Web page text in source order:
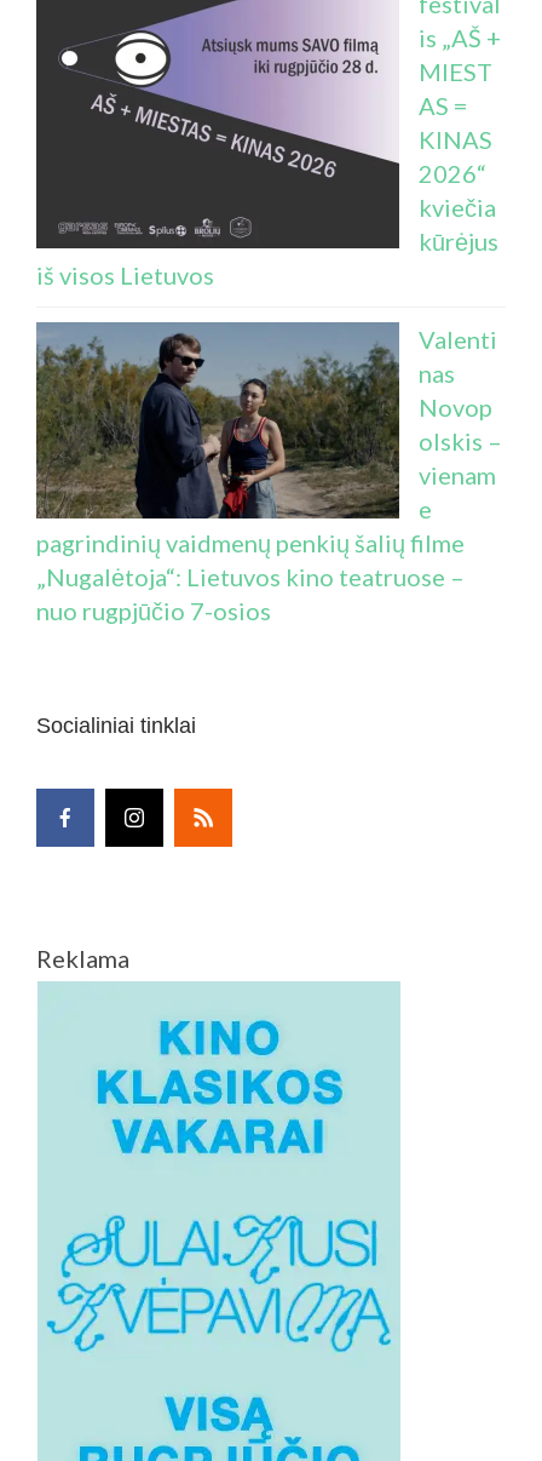
is „AŠ +
MIEST
AS =
KINAS
2026“
kviečia
kūrėjus
iš visos Lietuvos
Valenti
nas
Novop
olskis –
vienam
e
pagrindinių vaidmenų penkių šalių filme
„Nugalėtoja“: Lietuvos kino teatruose –
nuo rugpjūčio 7-osios
Socialiniai tinklai
Reklama